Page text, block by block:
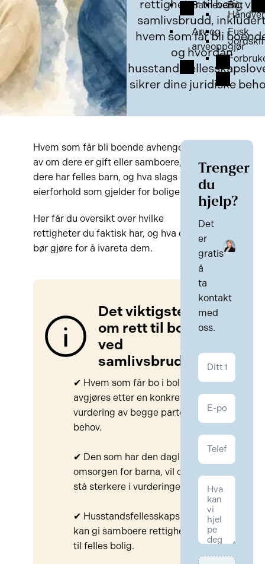
Barnevern
Arv og
arveoppgjør
Båt
Fusk
rettigheter til bolig ved
samlivsbrudd,
hvem som får bli
og hvordan
sikrer dine juridiske
Hvem som får bli boende avhenger
av om dere er gift eller samboere, om
dere har felles barn, og hva slags
eierforhold som gjelder for boligen.
Her får du oversikt over hvilke
rettigheter du faktisk har, og hva du
bør gjøre for å ivareta dem.
Det viktigste
om rett til bolig
ved
samlivsbrudd
✔ Hvem som får bo i boligen
avgjøres etter en konkret
vurdering av begge parters
behov.
✔ Den som har den daglige
omsorgen for barna, vil ofte
stå sterkere i vurderingen.
✔ Husstandsfellesskapsloven
kan gi samboere rettigheter
til felles bolig.
Trenger
du
hjelp?
Det
er
gratis
å
ta
kontakt
med
oss.
Kontakt